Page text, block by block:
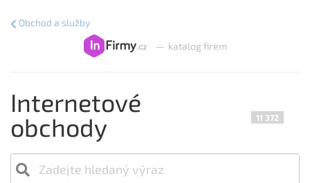
— katalog firem
Obchod a služby
Internetové
obchody
11 372